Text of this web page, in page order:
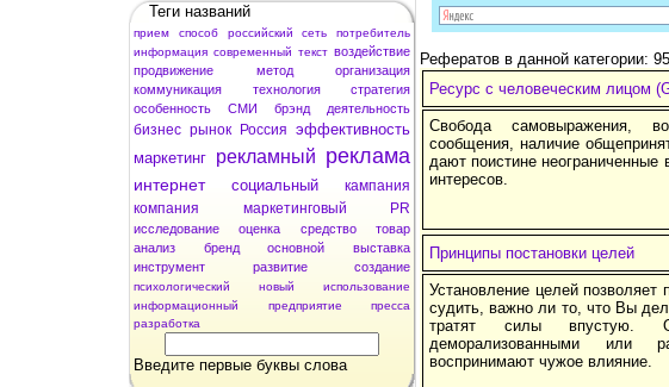
Теги названий
прием способ российский сеть
потребитель
информация современный текст воздействие
продвижение
метод
организация
коммуникация
технология
стратегия
особенность
СМИ брэнд деятельность
бизнес рынок Россия эффективность
маркетинг рекламный реклама
интернет социальный
кампания
компания
маркетинговый PR
исследование оценка средство
товар
анализ
бренд основной
выставка
инструмент
развитие создание
психологический новый
использование
информационный
предприятие
пресса
разработка
Введите первые буквы слова
Рефератов в данной категории:
Ресурс с человеческим лицом
Свобода самовыражения,
сообщения, наличие
дают поистине неограниченные
интересов.
Принципы постановки целей
Установление целей позволяет
судить, важно ли то, что Вы
тратят силы впустую.
деморализованными или
воспринимают чужое влияние.